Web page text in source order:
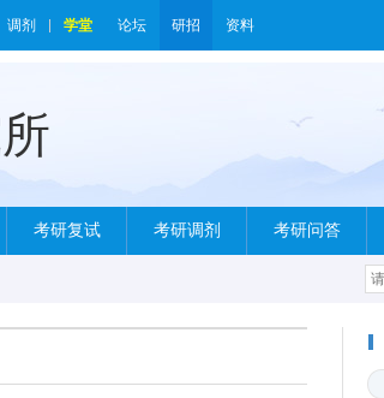
调剂 学堂 论坛 研招 资料
考研复试 考研调剂 考研问答